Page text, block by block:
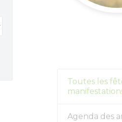
Toutes les
Agenda des